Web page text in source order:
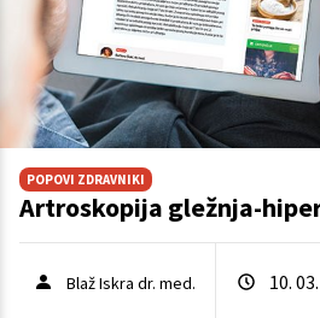
POPOVI ZDRAVNIKI
Artroskopija gležnja-
Blaž Iskra dr. med. 10.